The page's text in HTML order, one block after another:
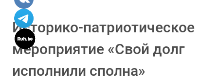
сайту
Историко-патриотическое
мероприятие «Свой долг
исполнили сполна»